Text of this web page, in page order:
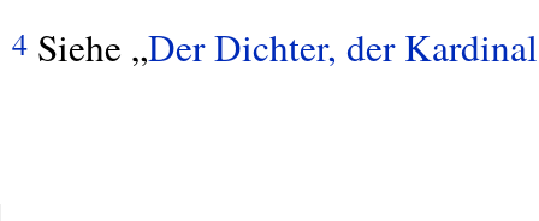
4 Siehe „Der Dichter, der